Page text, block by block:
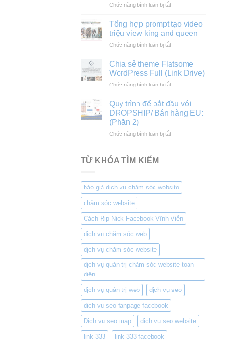
thẻ
dụng
LioBank
Chức năng bình luận bị tắtở
kế
website
tư
vấn,
kế,
thi
Xây
dân
dụng
nghiệp
Tổng hợp prompt tạo video
triệu view king and queen
Chức năng bình luận bị tắtở
hợp
prompt
tạo
video
view
king
Chia sẻ theme Flatsome
WordPress Full (Link Drive)
Chức năng bình luận bị tắtở
sẻ
theme
Flatsome
Full
Quy trình để bắt đầu với
DROPSHIP/ Bán hàng EU:
(Phần 2)
Chức năng bình luận bị tắtở
với
DROPSHIP/
EU:
(Phần
TỪ KHÓA TÌM KIẾM
báo giá dịch vụ chăm sóc website
chăm sóc website
Cách Rip Nick Facebook Vĩnh Viễn
dịch vụ chăm sóc web
dịch vụ chăm sóc website
dịch vụ quản trị chăm sóc website toàn
diện
dịch vụ quản trị web dịch vụ seo
dịch vụ seo fanpage facebook
Dịch vụ seo map dịch vụ seo website
link 333 link 333 facebook